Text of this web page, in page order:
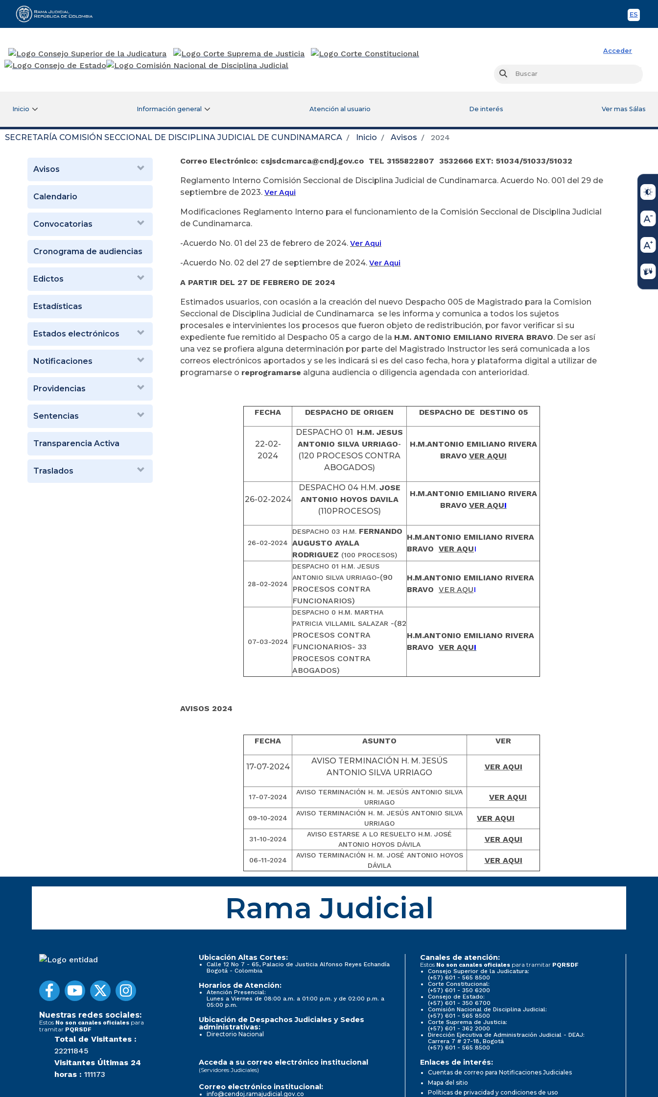
ES
Rama Judicial
Acceder
Buscar
Inicio Información general Atención al usuario De interés Ver mas Sálas
SECRETARÍA COMISIÓN SECCIONAL DE DISCIPLINA JUDICIAL DE CUNDINAMARCA Inicio Avisos 2024
Avisos
Calendario
Convocatorias
Cronograma de audiencias
Edictos
Estadísticas
Estados electrónicos
Notificaciones
Providencias
Sentencias
Transparencia Activa
Traslados
Correo Electrónico: csjsdcmarca@cndj.gov.co TEL 3155822807 3532666 EXT: 51034/51033/51032
Reglamento Interno Comisión Seccional de Disciplina Judicial de Cundinamarca. Acuerdo No. 001 del 29 de
septiembre de 2023. Ver Aqui
Modificaciones Reglamento Interno para el funcionamiento de la Comisión Seccional de Disciplina Judicial
de Cundinamarca.
-Acuerdo No. 01 del 23 de febrero de 2024. Ver Aqui
-Acuerdo No. 02 del 27 de septiembre de 2024. Ver Aqui
A PARTIR DEL 27 DE FEBRERO DE 2024
Estimados usuarios, con ocasión a la creación del nuevo Despacho 005 de Magistrado para la Comision
Seccional de Disciplina Judicial de Cundinamarca se les informa y comunica a todos los sujetos
procesales e intervinientes los procesos que fueron objeto de redistribución, por favor verificar si su
expediente fue remitido al Despacho 05 a cargo de la H.M. ANTONIO EMILIANO RIVERA BRAVO. De ser así
una vez se profiera alguna determinación por parte del Magistrado Instructor les será comunicada a los
correos electrónicos aportados y se les indicará si es del caso fecha, hora y plataforma digital a utilizar de
programarse o reprogramarse alguna audiencia o diligencia agendada con anterioridad.
FECHA DESPACHO DE ORIGEN DESPACHO DE DESTINO 05
22-02-
2024
DESPACHO 01 H.M. JESUS
ANTONIO SILVA URRIAGO-
(120 PROCESOS CONTRA
ABOGADOS)
H.M.ANTONIO EMILIANO RIVERA
BRAVO VER AQUI
26-02-2024
DESPACHO 04 H.M. JOSE
ANTONIO HOYOS DAVILA
(110PROCESOS)
H.M.ANTONIO EMILIANO RIVERA
BRAVO VER AQUI
26-02-2024
DESPACHO 03 H.M. FERNANDO
AUGUSTO AYALA
RODRIGUEZ (100 PROCESOS)
H.M.ANTONIO EMILIANO RIVERA
BRAVO VER AQUI
28-02-2024
DESPACHO 01 H.M. JESUS
ANTONIO SILVA URRIAGO-(90
PROCESOS CONTRA
FUNCIONARIOS)
H.M.ANTONIO EMILIANO RIVERA
BRAVO VER AQUI
07-03-2024
DESPACHO 0 H.M. MARTHA
PATRICIA VILLAMIL SALAZAR -(82
PROCESOS CONTRA
FUNCIONARIOS- 33
PROCESOS CONTRA
ABOGADOS)
H.M.ANTONIO EMILIANO RIVERA
BRAVO VER AQUI
AVISOS 2024
FECHA ASUNTO VER
17-07-2024
AVISO TERMINACIÓN H. M. JESÚS
ANTONIO SILVA URRIAGO
VER AQUI
17-07-2024
AVISO TERMINACIÓN H. M. JESÚS ANTONIO SILVA
URRIAGO
VER AQUI
09-10-2024
AVISO TERMINACIÓN H. M. JESÚS ANTONIO SILVA
URRIAGO
VER AQUI
31-10-2024
AVISO ESTARSE A LO RESUELTO H.M. JOSÉ
ANTONIO HOYOS DÁVILA
VER AQUI
06-11-2024
AVISO TERMINACIÓN H. M. JOSÉ ANTONIO HOYOS
DÁVILA
VER AQUI
Rama Judicial
Nuestras redes sociales:
Estos No son canales oficiales para
tramitar PQRSDF
Total de Visitantes :
22211845
Visitantes Últimas 24
horas : 111173
Ubicación Altas Cortes:
Calle 12 No 7 - 65, Palacio de Justicia Alfonso Reyes Echandía
Bogotá - Colombia
Horarios de Atención:
Atención Presencial:
Lunes a Viernes de 08:00 a.m. a 01:00 p.m. y de 02:00 p.m. a
05:00 p.m.
Ubicación de Despachos Judiciales y Sedes
administrativas:
Directorio Nacional
Canales de atención:
Estos No son canales oficiales para tramitar PQRSDF
Consejo Superior de la Judicatura:
(+57) 601 - 565 8500
Corte Constitucional:
(+57) 601 - 350 6200
Consejo de Estado:
(+57) 601 - 350 6700
Comisión Nacional de Disciplina Judicial:
(+57) 601 - 565 8500
Corte Suprema de Justicia:
(+57) 601 - 362 2000
Dirección Ejecutiva de Administración Judicial - DEAJ:
Carrera 7 # 27-18, Bogotá
(+57) 601 - 565 8500
Acceda a su correo electrónico institucional
(Servidores Judiciales)
Correo electrónico institucional:
info@cendoj.ramajudicial.gov.co
Enlaces de interés:
Cuentas de correo para Notificaciones Judiciales
Mapa del sitio
Políticas de privacidad y condiciones de uso